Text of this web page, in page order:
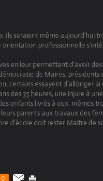
seraient même aujourd’hui
professionnelle
en leur permettant d’avoir
de Maires, présidents
certains essayent d’allonger la
des 35 heures, une injure à
enfants livrés à eux-mêmes
parents aux travaux des
d’école doit rester Maitre de
0